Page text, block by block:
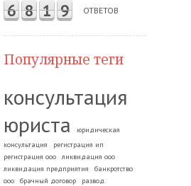
6 8 1 9 ОТВЕТОВ
Популярные теги
консультация
юриста
юридическая
консультация
регистрация ип
регистрация ооо
ликвидация ооо
ликвидация предприятия
банкротство
ооо
брачный договор
развод.